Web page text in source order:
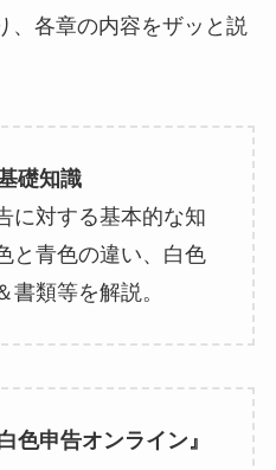
、各章の内容をザッと説
礎知識
に対する基本的な知
と青色の違い、白色
書類等を解説。
色申告オンライン』